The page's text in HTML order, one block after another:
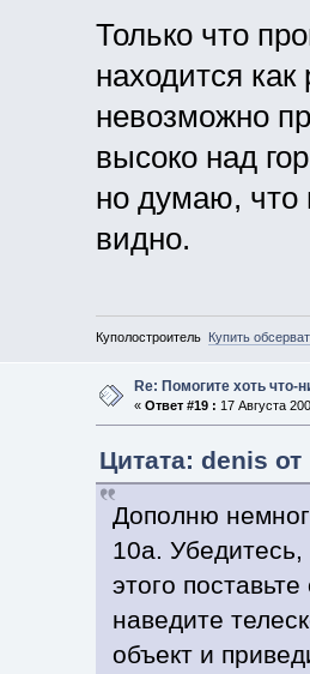
Только что
находится
невозможно
высоко над
но думаю, что
видно.
Куполостроитель Купить
Re: Помогите хоть что-
« Ответ #19 : 17 Августа
Цитата: denis от
Дополню
10а. Убедитесь,
этого
наведите
объект и